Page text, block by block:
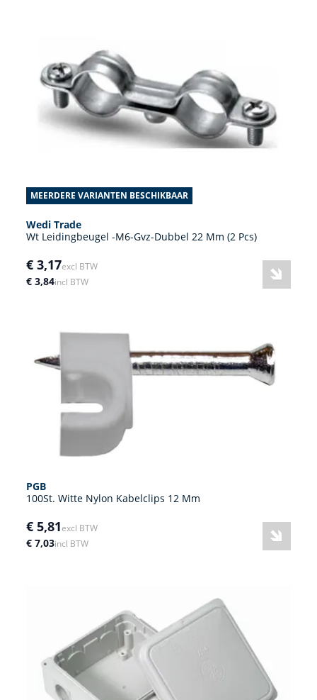
MEERDERE VARIANTEN BESCHIKBAAR
Wedi Trade
Wt Leidingbeugel -M6-Gvz-Dubbel 22 Mm (2 Pcs)
€ 3,17excl BTW
€ 3,84incl BTW
PGB
100St. Witte Nylon Kabelclips 12 Mm
€ 5,81excl BTW
€ 7,03incl BTW